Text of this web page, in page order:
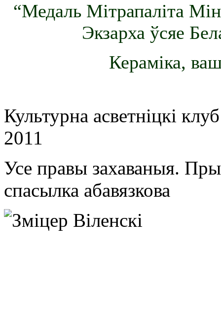
“Медаль Мітрапаліта
Экзарха ўсяе
Кераміка,
Культурна асветнiцкi
2011
Усе правы захаваныя.
спасылка абавязкова